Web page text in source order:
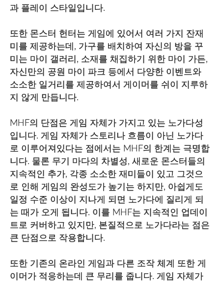
과 플레이 스타일입니다.
또한 몬스터 헌터는 게임에 있어서 여러 가지 잔재
미를 제공하는데, 가구를 배치하여 자신의 방을 꾸
미는 마이 갤러리, 소재를 채집하기 위한 마이 가든,
자신만의 공원 마이 파크 등에서 다양한 이벤트와
소소한 일거리를 제공하여서 게이머를 쉬이 지루하
지 않게 만듭니다.
MHF의 단점은 게임 자체가 가지고 있는 노가다성
입니다. 게임 자체가 스토리나 흐름이 아닌 노가다
로 이루어져있다는 점에서는 MHF의 한계는 극명합
니다. 물론 무기 마다의 차별성, 새로운 몬스터들의
지속적인 추가, 각종 소소한 재미들이 있고 그것으
로 인해 게임의 완성도가 높기는 하지만, 아쉽게도
일정 수준 이상이 지나게 되면 노가다에 질리게 되
는 때가 오게 됩니다. 이를 MHF는 지속적인 업데이
트로 커버하고 있지만, 본질적으로 노가다라는 점은
큰 단점으로 작용합니다.
또한 기존의 온라인 게임과 다른 조작 체계 또한 게
이머가 적응하는데 큰 무리를 줍니다. 게임 자체가